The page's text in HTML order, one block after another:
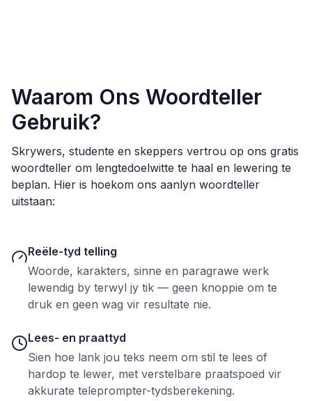
Waarom Ons Woordteller
Gebruik?
Skrywers, studente en skeppers vertrou op ons gratis
woordteller om lengtedoelwitte te haal en lewering te
beplan. Hier is hoekom ons aanlyn woordteller
uitstaan:
Reële-tyd telling
Woorde, karakters, sinne en paragrawe werk
lewendig by terwyl jy tik — geen knoppie om te
druk en geen wag vir resultate nie.
Lees- en praattyd
Sien hoe lank jou teks neem om stil te lees of
hardop te lewer, met verstelbare praatspoed vir
akkurate teleprompter-tydsberekening.